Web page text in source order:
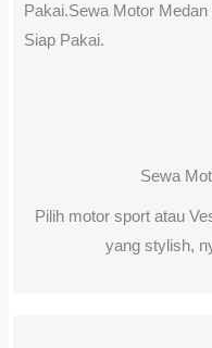
Pakai.Sewa Motor
Siap Pakai.
Sewa
Pilih motor sport atau
yang stylish,